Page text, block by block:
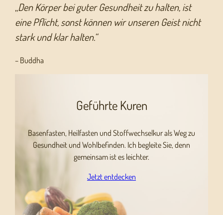
„Den Körper bei guter Gesundheit zu halten, ist
eine Pflicht, sonst können wir unseren Geist nicht
stark und klar halten.“
– Buddha
Geführte Kuren
Basenfasten, Heilfasten und Stoffwechselkur als Weg zu
Gesundheit und Wohlbefinden. Ich begleite Sie, denn
gemeinsam ist es leichter.
Jetzt entdecken